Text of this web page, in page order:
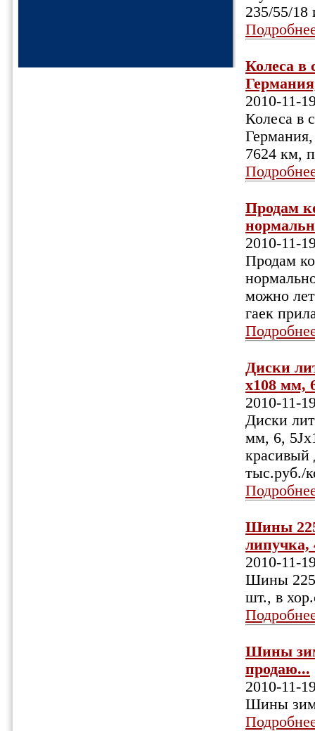
235/55/
Колеса в
2010-11-
Колеса в
7624 км,
Продам
2010-11-
Продам
можно
гаек
Диски
x108 мм,
2010-11-
Диски
мм, 6,
красивый
тыс.руб./
Шины
липучка,
2010-11-
Шины
шт., в
Шины
продаю...
2010-11-
Шины